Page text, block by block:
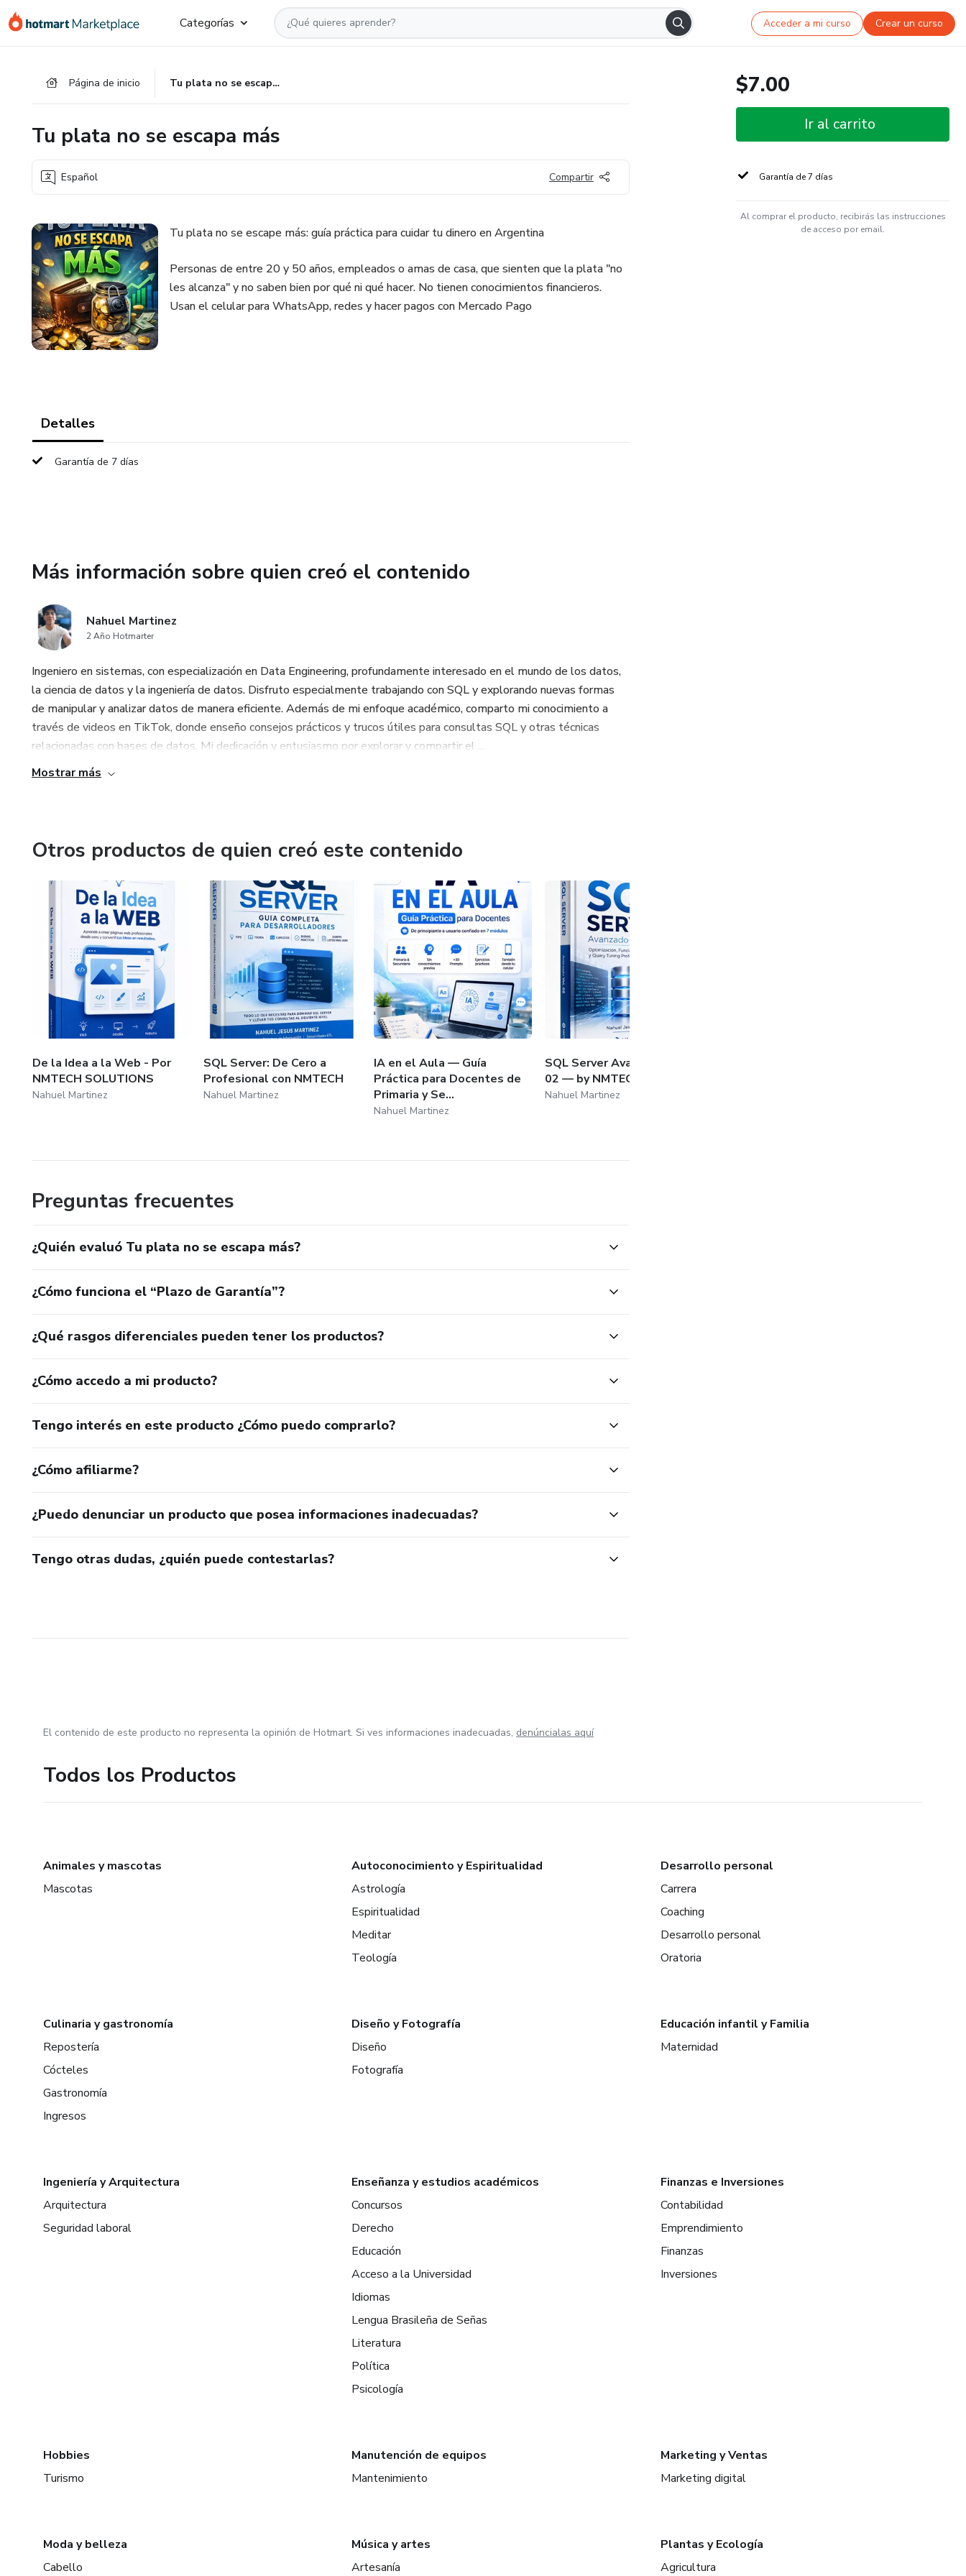
Categorías Acceder a mi curso Crear un curso
Página de inicio Tu plata no se escapa más
Tu plata no se escapa más
Español Compartir
Tu plata no se escape más: guía práctica para cuidar tu dinero en Argentina
Personas de entre 20 y 50 años, empleados o amas de casa, que sienten que la plata "no
les alcanza" y no saben bien por qué ni qué hacer. No tienen conocimientos financieros.
Usan el celular para WhatsApp, redes y hacer pagos con Mercado Pago
Detalles
Garantía de 7 días
Más información sobre quien creó el contenido
Nahuel Martinez
2 Año Hotmarter
Ingeniero en sistemas, con especialización en Data Engineering, profundamente interesado en el mundo de los datos,
la ciencia de datos y la ingeniería de datos. Disfruto especialmente trabajando con SQL y explorando nuevas formas
de manipular y analizar datos de manera eficiente. Además de mi enfoque académico, comparto mi conocimiento a
través de videos en TikTok, donde enseño consejos prácticos y trucos útiles para consultas SQL y otras técnicas
relacionadas con bases de datos. Mi dedicación y entusiasmo por explorar y compartir el ...
Mostrar más
Otros productos de quien creó este contenido
De la Idea a la Web - Por
NMTECH SOLUTIONS
Nahuel Martinez
SQL Server: De Cero a
Profesional con NMTECH
Nahuel Martinez
IA en el Aula — Guía
Práctica para Docentes de
Primaria y Se...
Nahuel Martinez
SQL Server Avanzado Vol.
02 — by NMTECH
Nahuel Martinez
Preguntas frecuentes
¿Quién evaluó Tu plata no se escapa más?
¿Cómo funciona el “Plazo de Garantía”?
¿Qué rasgos diferenciales pueden tener los productos?
¿Cómo accedo a mi producto?
Tengo interés en este producto ¿Cómo puedo comprarlo?
¿Cómo afiliarme?
¿Puedo denunciar un producto que posea informaciones inadecuadas?
Tengo otras dudas, ¿quién puede contestarlas?
$7.00
Ir al carrito
Garantía de 7 días
Al comprar el producto, recibirás las instrucciones
de acceso por email.
El contenido de este producto no representa la opinión de Hotmart. Si ves informaciones inadecuadas, denúncialas aquí
Todos los Productos
Animales y mascotas
Mascotas
Autoconocimiento y Espiritualidad
Astrología
Espiritualidad
Meditar
Teología
Desarrollo personal
Carrera
Coaching
Desarrollo personal
Oratoria
Culinaria y gastronomía
Repostería
Cócteles
Gastronomía
Ingresos
Diseño y Fotografía
Diseño
Fotografía
Educación infantil y Familia
Maternidad
Ingeniería y Arquitectura
Arquitectura
Seguridad laboral
Enseñanza y estudios académicos
Concursos
Derecho
Educación
Acceso a la Universidad
Idiomas
Lengua Brasileña de Señas
Literatura
Política
Psicología
Finanzas e Inversiones
Contabilidad
Emprendimiento
Finanzas
Inversiones
Hobbies
Turismo
Manutención de equipos
Mantenimiento
Marketing y Ventas
Marketing digital
Moda y belleza
Cabello
Música y artes
Artesanía
Plantas y Ecología
Agricultura